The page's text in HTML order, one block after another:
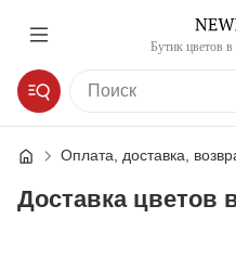
Бутик цветов
Оплата, доставка,
Доставка цветов